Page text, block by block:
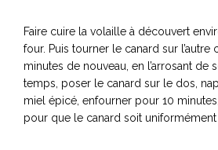
Faire cuire la volaille à découvert
four. Puis tourner le canard sur l’autre
minutes de nouveau, en l’arrosant de
temps, poser le canard sur le dos,
miel épicé, enfourner pour 10
pour que le canard soit uniformément